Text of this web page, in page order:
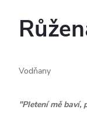
Vodňany
"Pletení mě baví,